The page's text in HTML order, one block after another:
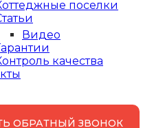
поселки
Видео
качества
ОБРАТНЫЙ ЗВОНОК